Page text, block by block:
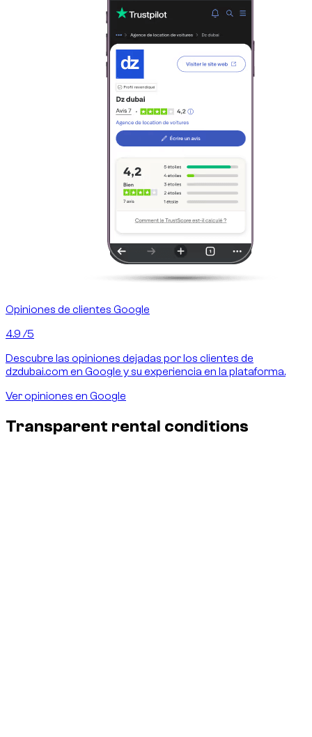
Opiniones de clientes Google
4.9 /5
Descubre las opiniones dejadas por los clientes de
dzdubai.com en Google y su experiencia en la plataforma.
Ver opiniones en Google
Transparent rental conditions